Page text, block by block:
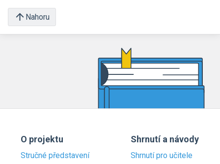
Nahoru
O projektu
Stručné představení
Shrnutí a návody
Shrnutí pro učitele